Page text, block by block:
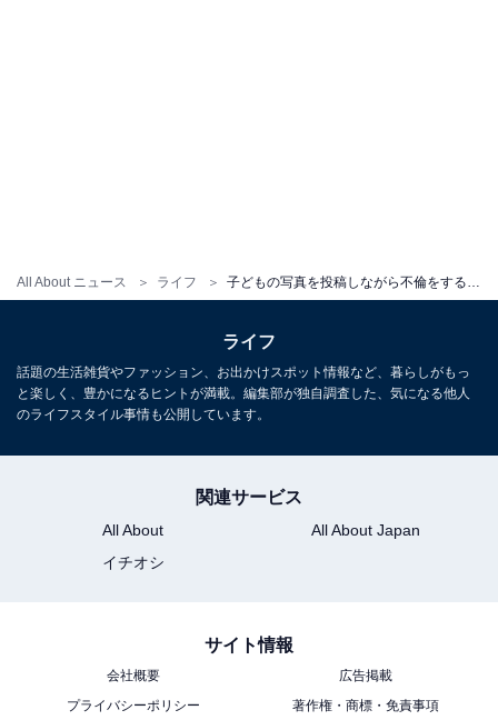
All About ニュース ライフ
ら、“幸せアピール”をしていたのだ。
このC美の発言に、筆者も、A子も深く共感してしまっ
「夫に感謝してるだけなら、わざわざインスタに『あり
筆者も自身のSNS投稿を振り返った。SNSを頻繁に更新
していた時期を思い出すと、たしかにキャリアに悩んで
ライフ
話題の生活雑貨やファッション、お出かけスポット情報など、暮らしがもっ
と楽しく、豊かになるヒントが満載。編集部が独自調査した、気になる他人
のライフスタイル事情も公開しています。
関連サービス
All About
All About Japan
イチオシ
サイト情報
会社概要
広告掲載
プライバシーポリシー
著作権・商標・免責事項